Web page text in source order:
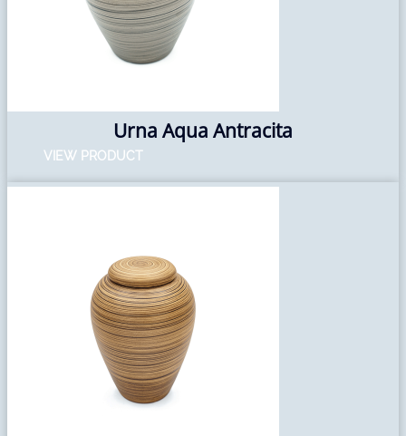
Urna Aqua Antracita
VIEW PRODUCT